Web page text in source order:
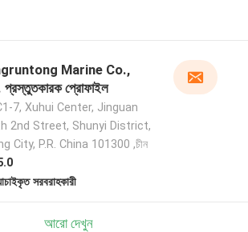
Marine Co.,
প্রোফাইল
7, Xuhui Center, Jinguan
2nd Street, Shunyi District,
City, P.R. China 101300 ,চীন
সরবরাহকারী
আরো দেখুন